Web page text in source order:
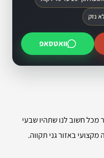
נזק
וואטסאפ
מכל חשוב לנו שתהיו שבעי
באזור גני תקווה.